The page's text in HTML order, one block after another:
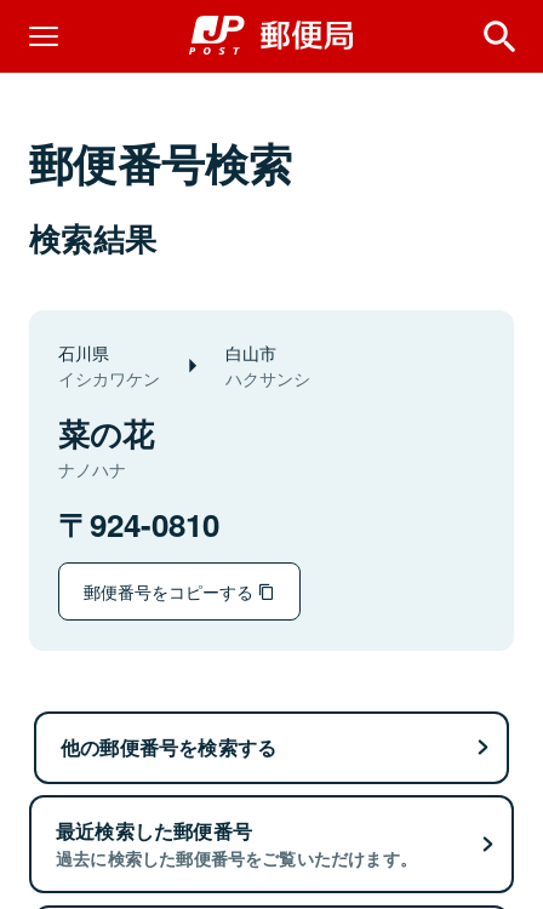
郵便番号検索
検索結果
石川県
イシカワケン
白山市
ハクサンシ
菜の花
ナノハナ
924-0810
郵便番号をコピーする
他の郵便番号を検索する
最近検索した郵便番号
過去に検索した郵便番号をご覧いただけます。